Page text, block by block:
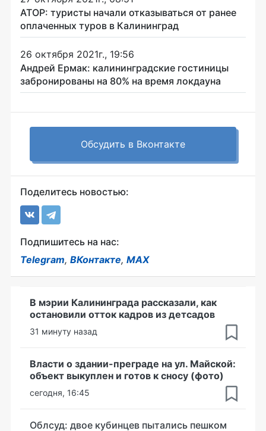
АТОР: туристы начали отказываться от ранее
оплаченных туров в Калининград
26 октября 2021г., 19:56
Андрей Ермак: калининградские гостиницы
забронированы на 80% на время локдауна
Обсудить в Вконтакте
Поделитесь новостью:
Подпишитесь на нас:
Telegram, ВКонтакте, MAX
В мэрии Калининграда рассказали, как
остановили отток кадров из детсадов
31 минуту назад
Власти о здании-преграде на ул. Майской:
объект выкуплен и готов к сносу (фото)
сегодня, 16:45
Облсуд: двое кубинцев пытались пешком